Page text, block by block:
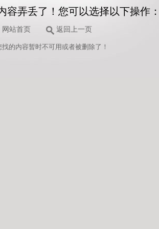
容弄丢了！您可以选择以下操作
网站首页 返回上一页
找的内容暂时不可用或者被删除了！